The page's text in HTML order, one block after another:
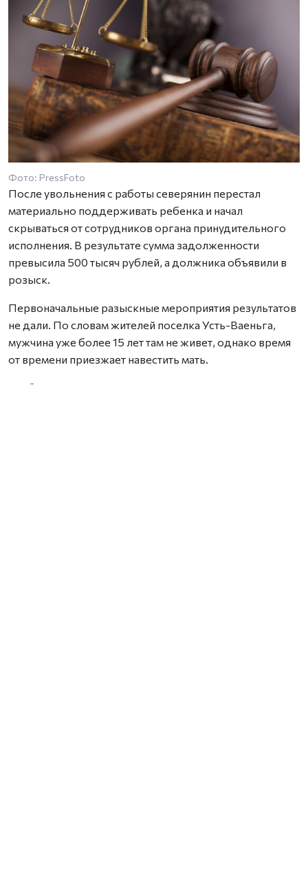
Фото: PressFoto
После увольнения с работы северянин перестал
материально поддерживать ребенка и начал
скрываться от сотрудников органа принудительного
исполнения. В результате сумма задолженности
превысила 500 тысяч рублей, а должника объявили в
розыск.
Первоначальные разыскные мероприятия результатов
не дали. По словам жителей поселка Усть-Ваеньга,
мужчина уже более 15 лет там не живет, однако время
от времени приезжает навестить мать.
Чтобы выяснить, где может находиться должник,